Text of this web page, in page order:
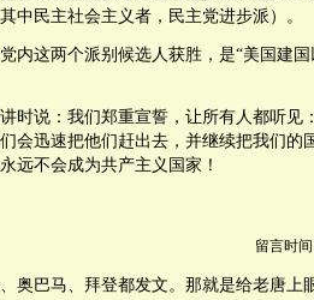
中民主社会主义者，民主党进步派）。
内这两个派别候选人获胜，是“美国建
时说：我们郑重宣誓，让所有人都听见
会迅速把他们赶出去，并继续把我们的
远不会成为共产主义国家！
留言时间
奥巴马、拜登都发文。那就是给老唐上